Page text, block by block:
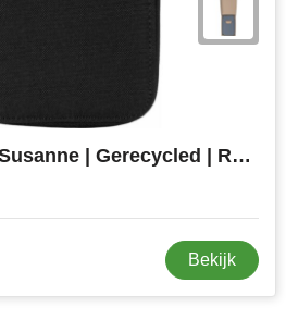
Reisportemonnee Susanne | Gerecycled | RFID
Bekijk